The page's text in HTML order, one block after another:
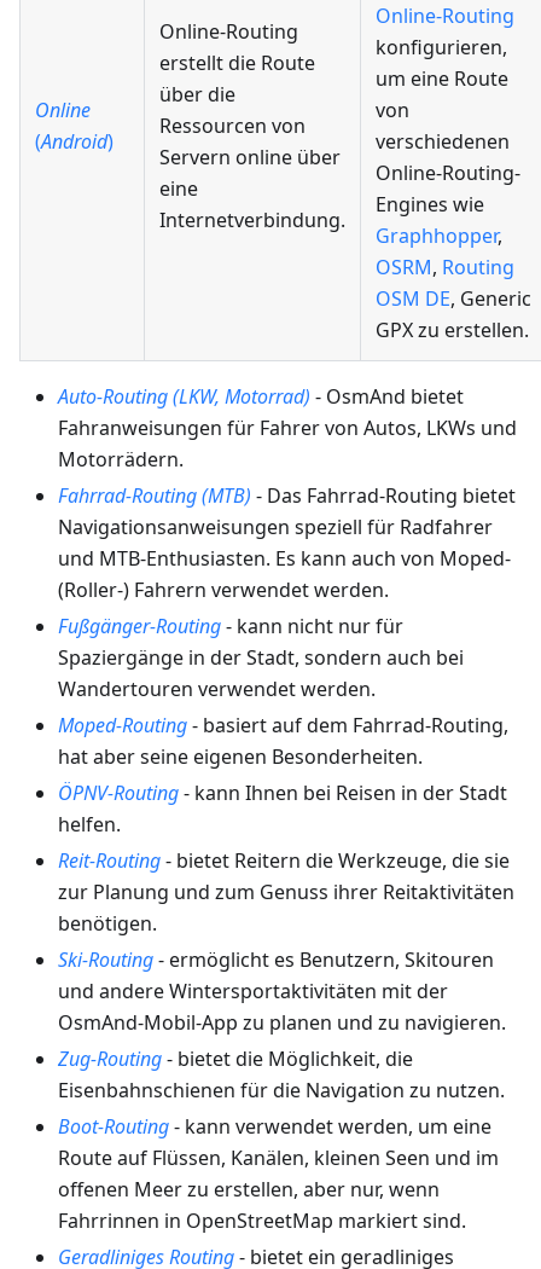
Online
(Android)
Online-Routing
erstellt die Route
über die
Ressourcen von
Servern online über
eine
Internetverbindung.
Online-Routing
konfigurieren,
um eine Route
von
verschiedenen
Online-Routing-
Engines wie
Graphhopper,
OSRM, Routing
OSM DE, Generic
GPX zu erstellen.
Auto-Routing (LKW, Motorrad) - OsmAnd bietet
Fahranweisungen für Fahrer von Autos, LKWs und
Motorrädern.
Fahrrad-Routing (MTB) - Das Fahrrad-Routing bietet
Navigationsanweisungen speziell für Radfahrer
und MTB-Enthusiasten. Es kann auch von Moped-
(Roller-) Fahrern verwendet werden.
Fußgänger-Routing- kann nicht nur für
Spaziergänge in der Stadt, sondern auch bei
Wandertouren verwendet werden.
Moped-Routing- basiert auf dem Fahrrad-Routing,
hat aber seine eigenen Besonderheiten.
ÖPNV-Routing- kann Ihnen bei Reisen in der Stadt
helfen.
Reit-Routing- bietet Reitern die Werkzeuge, die sie
zur Planung und zum Genuss ihrer Reitaktivitäten
benötigen.
Ski-Routing- ermöglicht es Benutzern, Skitouren
und andere Wintersportaktivitäten mit der
OsmAnd-Mobil-App zu planen und zu navigieren.
Zug-Routing- bietet die Möglichkeit, die
Eisenbahnschienen für die Navigation zu nutzen.
Boot-Routing- kann verwendet werden, um eine
Route auf Flüssen, Kanälen, kleinen Seen und im
offenen Meer zu erstellen, aber nur, wenn
Fahrrinnen in OpenStreetMap markiert sind.
Geradliniges Routing- bietet ein geradliniges